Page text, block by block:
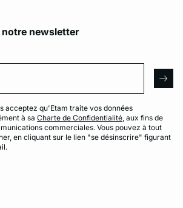
newsletter
acceptez qu'Etam traite vos données
à sa Charte de Confidentialité, aux fins de
commerciales. Vous pouvez à tout
en cliquant sur le lien "se désinscrire" figurant